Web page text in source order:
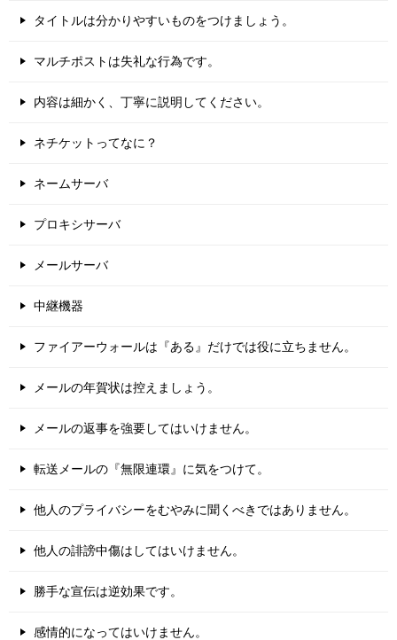
タイトルは分かりやすいものをつけましょう。
マルチポストは失礼な行為です。
内容は細かく、丁寧に説明してください。
ネチケットってなに？
ネームサーバ
プロキシサーバ
メールサーバ
中継機器
ファイアーウォールは『ある』だけでは役に立ちません。
メールの年賀状は控えましょう。
メールの返事を強要してはいけません。
転送メールの『無限連環』に気をつけて。
他人のプライバシーをむやみに聞くべきではありません。
他人の誹謗中傷はしてはいけません。
勝手な宣伝は逆効果です。
感情的になってはいけません。